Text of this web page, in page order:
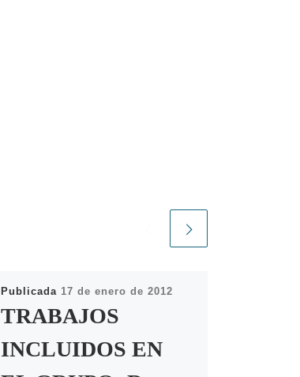
Publicada 17 de enero de 2012
TRABAJOS
INCLUIDOS EN